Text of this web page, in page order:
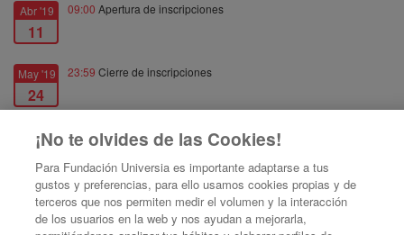
Abr '19
11
09:00 Apertura de inscripciones
May '19
24
23:59 Cierre de inscripciones
May '19
28
08:30Fecha de inicio
May '19
28
16:00Fecha de fin
¡No te olvides de las Cookies!
Para Fundación Universia es importante adaptarse a tus
gustos y preferencias, para ello usamos cookies propias y de
terceros que nos permiten medir el volumen y la interacción
de los usuarios en la web y nos ayudan a mejorarla,